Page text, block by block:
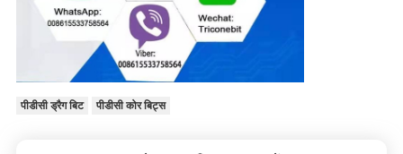
पीडीसी ड्रैग बिट पीडीसी कोर बिट्स